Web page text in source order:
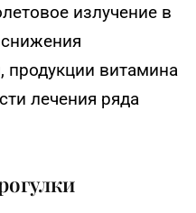
излучение в
продукции витамина
лечения ряда